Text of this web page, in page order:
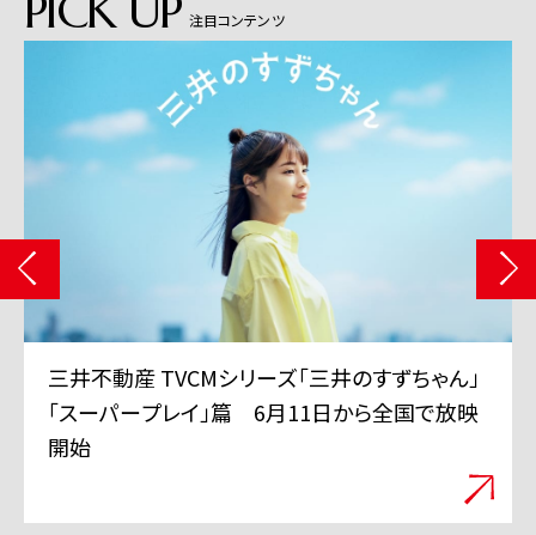
注目コンテンツ
三井不動産 TVCMシリーズ「三井のすずちゃん」
「スーパープレイ」篇 6月11日から全国で放映
開始